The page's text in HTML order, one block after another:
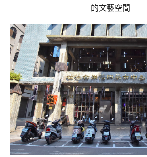
的文藝空間